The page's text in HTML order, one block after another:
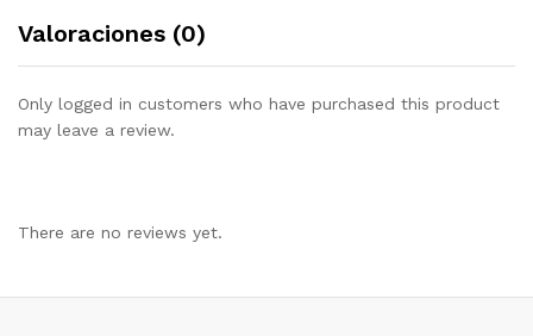
Valoraciones (0)
Only logged in customers who have purchased this product
may leave a review.
There are no reviews yet.